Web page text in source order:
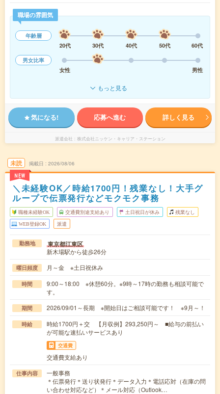
職場の雰囲気
年齢層
20代
30代 40代 50代
60代
男女比率
女性
男性
もっと見る
気になる! 応募へ進む 詳しく見る
派遣会社 株式会社ニッケン・キャリア・ステーション
未読
NEW
掲載日 2026/08/06
＼未経験OK／時給1700円！残業なし！大手グ
ループで伝票発行などモクモク事務
職種未経験OK 交通費別途支給あり 土日祝日が休み 残業なし
WEB登録OK 派遣
勤務地 東京都江東区
新木場駅から徒歩26分
曜日頻度 月～金 ※土日祝休み
時間
9:00～18:00 ※休憩60分。※9時～17時の勤務も相談可能で
す。
期間 2026/09/01～長期 ※開始日はご相談可能です！ ※9月～！
時給
時給1700円＋交 【月収例】293,250円～ ■給与の前払い
が可能な速払いサービスあり
交通費
交通費支給あり
仕事内容
一般事務
＊伝票発行＊送り状発行＊データ入力＊電話応対（在庫の問
い合わせ対応など）＊メール対応（Outlook…